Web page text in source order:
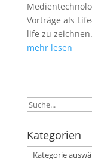
Vorträge als
life zu zeichnen.
mehr lesen
Suchen
Kategorien
Kategorien